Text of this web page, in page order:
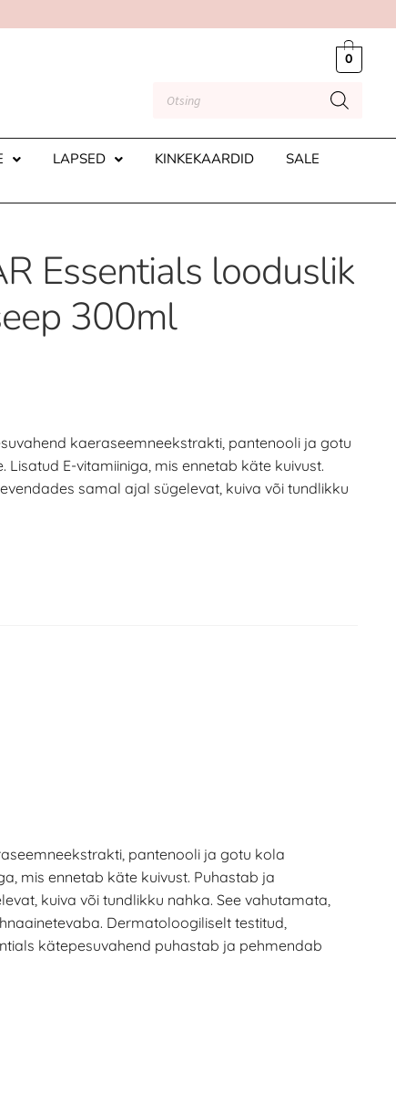
0
LAPSED KINKEKAARDID
SALE
Essentials looduslik
300ml
kaeraseemneekstrakti, pantenooli ja gotu
E-vitamiiniga, mis ennetab käte kuivust.
samal ajal sügelevat, kuiva või tundlikku
pantenooli ja gotu kola
mis ennetab käte kuivust. Puhastab ja
kuiva või tundlikku nahka. See vahutamata,
Dermatoloogiliselt testitud,
kätepesuvahend puhastab ja pehmendab